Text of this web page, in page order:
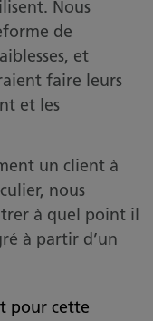
Nous
de
et
faire leurs
et les
un client à
nous
à quel point il
à partir d’un
pour cette